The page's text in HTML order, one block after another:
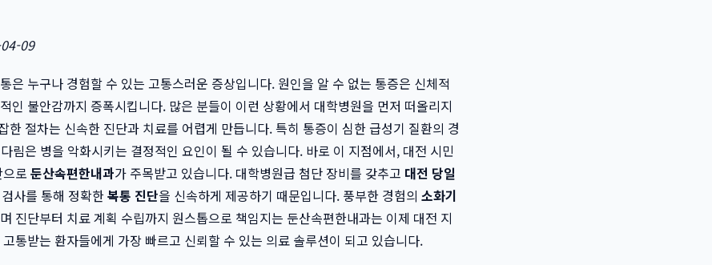
09
은 누구나 경험할 수 있는 고통스러운 증상입니다. 원인을 알 수 없는 통증은 신체적
인 불안감까지 증폭시킵니다. 많은 분들이 이런 상황에서 대학병원을 먼저 떠올리지
한 절차는 신속한 진단과 치료를 어렵게 만듭니다. 특히 통증이 심한 급성기 질환의 경
림은 병을 악화시키는 결정적인 요인이 될 수 있습니다. 바로 이 지점에서, 대전 시민
로 둔산속편한내과가 주목받고 있습니다. 대학병원급 첨단 장비를 갖추고 대전 당일
검사를 통해 정확한복통 진단을 신속하게 제공하기 때문입니다. 풍부한 경험의 소화기
진단부터 치료 계획 수립까지 원스톱으로 책임지는 둔산속편한내과는 이제 대전 지
통받는 환자들에게 가장 빠르고 신뢰할 수 있는 의료 솔루션이 되고 있습니다.